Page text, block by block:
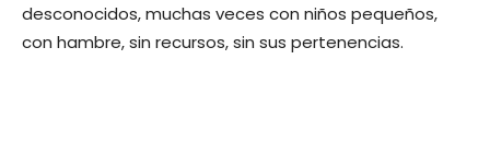
desconocidos, muchas veces con niños pequeños,
con hambre, sin recursos, sin sus pertenencias.